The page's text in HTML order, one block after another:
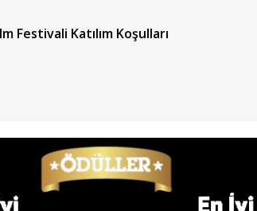
Festivali Katılım Koşulları